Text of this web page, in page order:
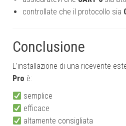
controllate che il protocollo sia
Conclusione
L’installazione di una ricevente
Pro è:
semplice
efficace
altamente consigliata